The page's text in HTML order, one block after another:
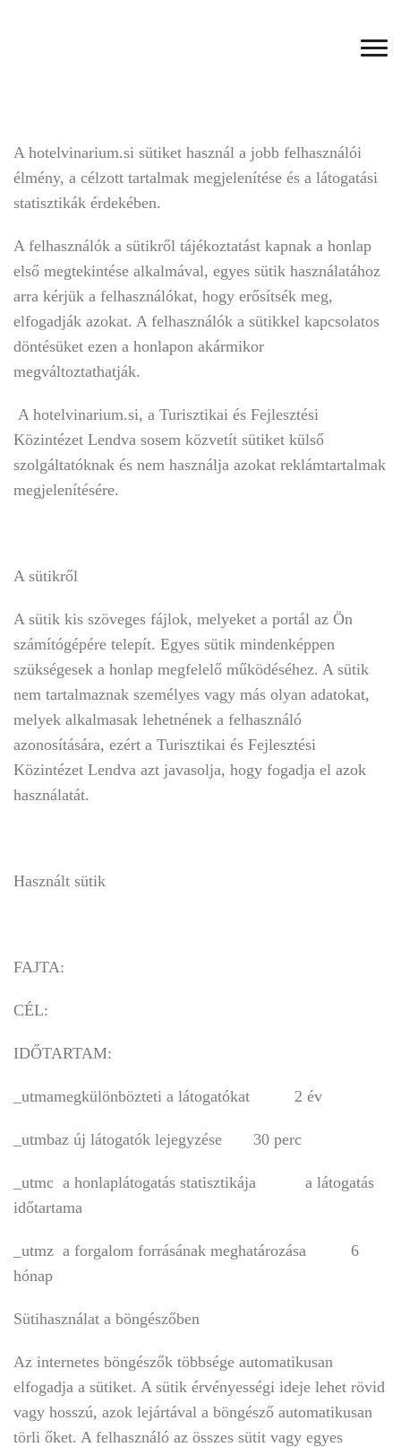
A hotelvinarium.si sütiket használ a jobb felhasználói
élmény, a célzott tartalmak megjelenítése és a látogatási
statisztikák érdekében.
A felhasználók a sütikről tájékoztatást kapnak a honlap
első megtekintése alkalmával, egyes sütik használatához
arra kérjük a felhasználókat, hogy erősítsék meg,
elfogadják azokat. A felhasználók a sütikkel kapcsolatos
döntésüket ezen a honlapon akármikor
megváltoztathatják.
A hotelvinarium.si, a Turisztikai és Fejlesztési
Közintézet Lendva sosem közvetít sütiket külső
szolgáltatóknak és nem használja azokat reklámtartalmak
megjelenítésére.
A sütikről
A sütik kis szöveges fájlok, melyeket a portál az Ön
számítógépére telepít. Egyes sütik mindenképpen
szükségesek a honlap megfelelő működéséhez. A sütik
nem tartalmaznak személyes vagy más olyan adatokat,
melyek alkalmasak lehetnének a felhasználó
azonosítására, ezért a Turisztikai és Fejlesztési
Közintézet Lendva azt javasolja, hogy fogadja el azok
használatát.
Használt sütik
FAJTA:
CÉL:
IDŐTARTAM:
_utmamegkülönbözteti a látogatókat 2 év
_utmbaz új látogatók lejegyzése 30 perc
_utmc a honlaplátogatás statisztikája a látogatás
időtartama
_utmz a forgalom forrásának meghatározása 6
hónap
Sütihasználat a böngészőben
Az internetes böngészők többsége automatikusan
elfogadja a sütiket. A sütik érvényességi ideje lehet rövid
vagy hosszú, azok lejártával a böngésző automatikusan
törli őket. A felhasználó az összes sütit vagy egyes